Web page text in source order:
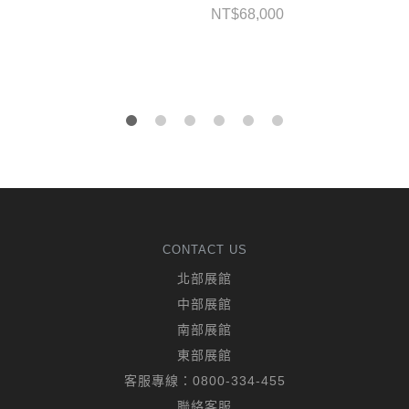
NT$68,000
CONTACT US
北部展館
中部展館
南部展館
東部展館
客服專線： 0800-334-455